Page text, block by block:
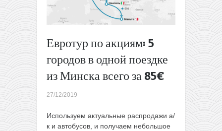
Евротур по акциям: 5
городов в одной поездке
из Минска всего за 85€
27/12/2019
Используем актуальные распродажи а/
к и автобусов, и получаем небольшое
Прямые
рейсы из
30€ туда-
обратно
для
за 50€